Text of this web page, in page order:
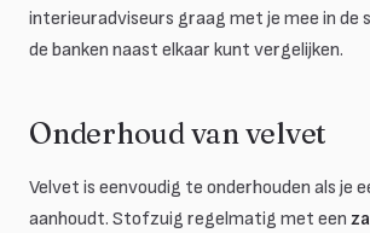
interieuradviseurs graag met je mee in de
de banken naast elkaar kunt vergelijken.
Onderhoud van velvet
Velvet is eenvoudig te onderhouden als je
aanhoudt. Stofzuig regelmatig met een